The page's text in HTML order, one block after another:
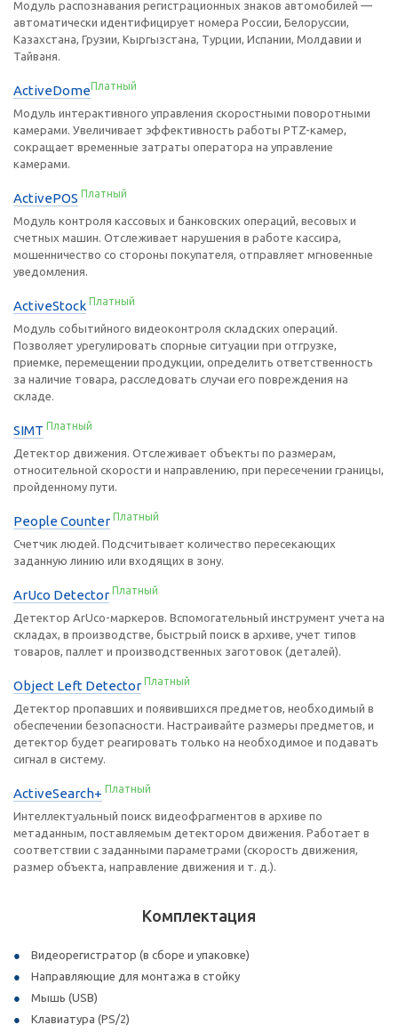
Модуль распознавания регистрационных знаков автомобилей —
автоматически идентифицирует номера России, Белоруссии,
Казахстана, Грузии, Кыргызстана, Турции, Испании, Молдавии и
Тайваня.
ActiveDomeПлатный
Модуль интерактивного управления скоростными поворотными
камерами. Увеличивает эффективность работы PTZ-камер,
сокращает временные затраты оператора на управление
камерами.
ActivePOS Платный
Модуль контроля кассовых и банковских операций, весовых и
счетных машин. Отслеживает нарушения в работе кассира,
мошенничество со стороны покупателя, отправляет мгновенные
уведомления.
ActiveStock Платный
Модуль событийного видеоконтроля складских операций.
Позволяет урегулировать спорные ситуации при отгрузке,
приемке, перемещении продукции, определить ответственность
за наличие товара, расследовать случаи его повреждения на
складе.
SIMT Платный
Детектор движения. Отслеживает объекты по размерам,
относительной скорости и направлению, при пересечении границы,
пройденному пути.
People Counter Платный
Счетчик людей. Подсчитывает количество пересекающих
заданную линию или входящих в зону.
ArUco Detector Платный
Детектор ArUco-маркеров. Вспомогательный инструмент учета на
складах, в производстве, быстрый поиск в архиве, учет типов
товаров, паллет и производственных заготовок (деталей).
Object Left Detector Платный
Детектор пропавших и появившихся предметов, необходимый в
обеспечении безопасности. Настраивайте размеры предметов, и
детектор будет реагировать только на необходимое и подавать
сигнал в систему.
ActiveSearch+ Платный
Интеллектуальный поиск видеофрагментов в архиве по
метаданным, поставляемым детектором движения. Работает в
соответствии с заданными параметрами (скорость движения,
размер объекта, направление движения и т. д.).
Комплектация
Видеорегистратор (в сборе и упаковке)
Направляющие для монтажа в стойку
Мышь (USB)
Клавиатура (PS/2)